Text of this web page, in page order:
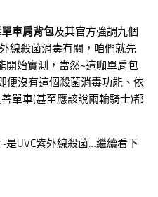
車肩背包及其官方強調九個
線殺菌消毒有關，咱們就先
開始實測，當然~這咖單肩包
便沒有這個殺菌消毒功能、依
單車(甚至應該說兩輪騎士)都
是UVC紫外線殺菌…繼續看下